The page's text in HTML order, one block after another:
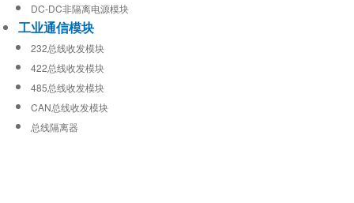
DC-DC非隔离电源模块
工业通信模块
232总线收发模块
422总线收发模块
485总线收发模块
CAN总线收发模块
总线隔离器